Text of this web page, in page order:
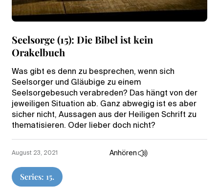
Seelsorge (15): Die Bibel ist kein
Orakelbuch
Was gibt es denn zu besprechen, wenn sich
Seelsorger und Gläubige zu einem
Seelsorgebesuch verabreden? Das hängt von der
jeweiligen Situation ab. Ganz abwegig ist es aber
sicher nicht, Aussagen aus der Heiligen Schrift zu
thematisieren. Oder lieber doch nicht?
Series: 15.
August 23, 2021 Anhören